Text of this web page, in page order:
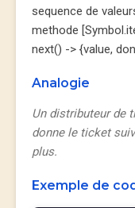
sequence de
methode
next() -> {value,
Analogie
Un distributeur de
donne le ticket
plus.
Exemple de